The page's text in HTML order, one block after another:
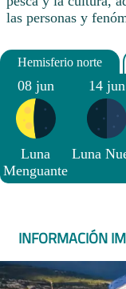
las personas y
08 jun
Luna
Menguante
14 jun
Luna
INFORMACIÓN